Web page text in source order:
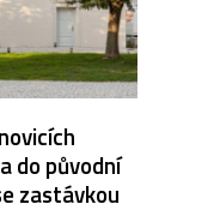
do původní
zastávkou